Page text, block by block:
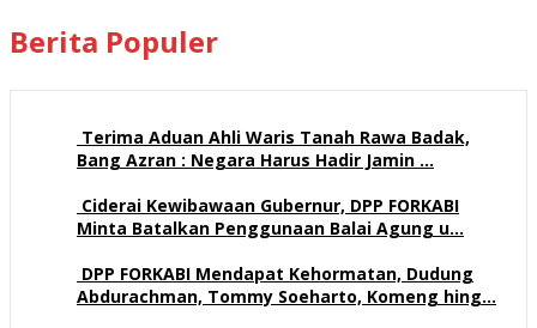
Berita Populer
Terima Aduan Ahli Waris Tanah Rawa Badak,
Bang Azran : Negara Harus Hadir Jamin …
Ciderai Kewibawaan Gubernur, DPP FORKABI
Minta Batalkan Penggunaan Balai Agung u…
DPP FORKABI Mendapat Kehormatan, Dudung
Abdurachman, Tommy Soeharto, Komeng hing…